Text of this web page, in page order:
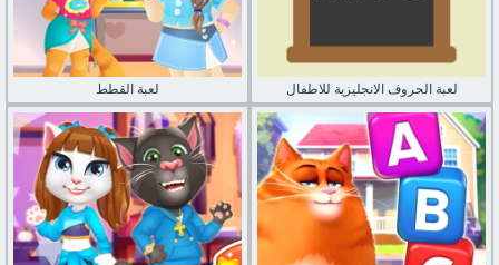
لعبة القطط لعبة الحروف الانجليزية للاطفال